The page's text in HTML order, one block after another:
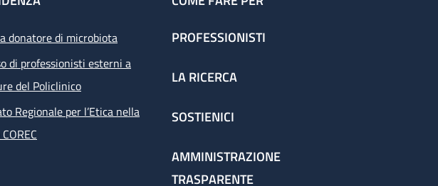
donatore di microbiota
di professionisti esterni a
del Policlinico
Regionale per l’Etica nella
PROFESSIONISTI
LA RICERCA
SOSTIENICI
AMMINISTRAZIONE
TRASPARENTE